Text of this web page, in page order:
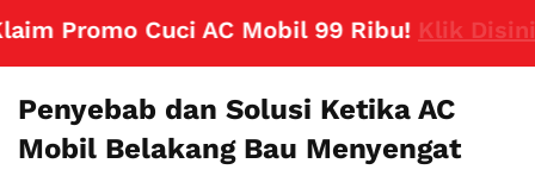
Promo Cuci AC Mobil 99 Ribu!Klik Disini
Penyebab dan Solusi Ketika AC
Mobil Belakang Bau Menyengat